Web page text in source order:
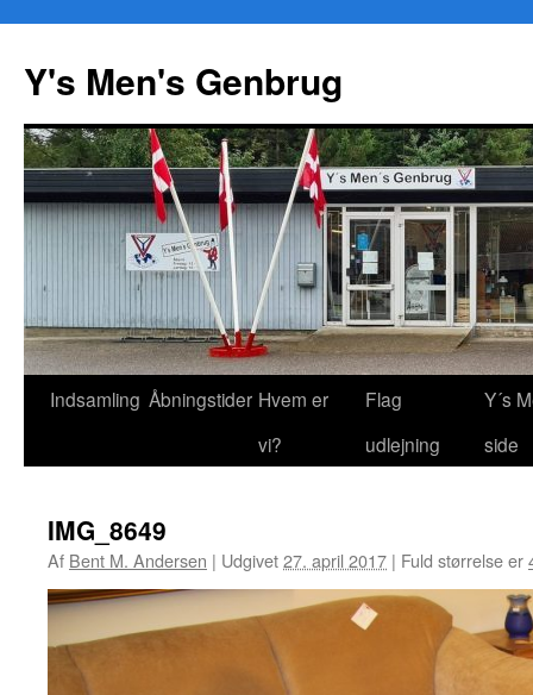
Y's Men's Genbrug
Hop
Indsamling Åbningstider Hvem er
vi?
Flag
udlejning
Y´s
side
IMG_8649
Af Bent M. Andersen | Udgivet27. april 2017 | Fuld størrelse er